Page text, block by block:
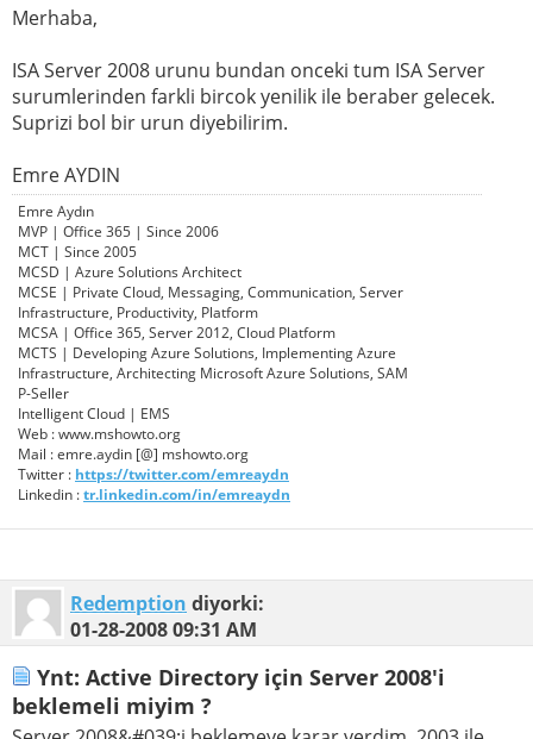
Merhaba,
ISA Server 2008 urunu bundan onceki tum ISA Server
surumlerinden farkli bircok yenilik ile beraber gelecek.
Suprizi bol bir urun diyebilirim.
Emre AYDIN
Emre Aydın
MVP | Office 365 | Since 2006
MCT | Since 2005
MCSD | Azure Solutions Architect
MCSE | Private Cloud, Messaging, Communication, Server
Infrastructure, Productivity, Platform
MCSA | Office 365, Server 2012, Cloud Platform
MCTS | Developing Azure Solutions, Implementing Azure
Infrastructure, Architecting Microsoft Azure Solutions, SAM
P-Seller
Intelligent Cloud | EMS
Web : www.mshowto.org
Mail : emre.aydin [@] mshowto.org
Twitter : https://twitter.com/emreaydn
Linkedin :tr.linkedin.com/in/emreaydn
Redemption diyorki:
01-28-200809:31 AM
Ynt: Active Directory için Server 2008'i
beklemeli miyim ?